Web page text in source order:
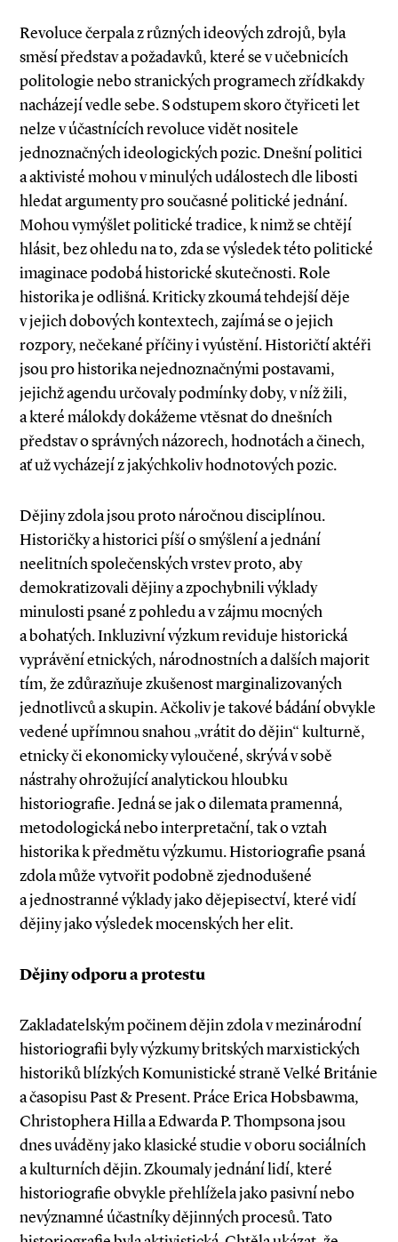
Revoluce čerpala z různých ideových zdrojů, byla
směsí představ a požadavků, které se v učebnicích
politologie nebo stranických programech zřídkakdy
nacházejí vedle sebe. S odstupem skoro čtyřiceti let
nelze v účastnících revoluce vidět nositele
jednoznačných ideologických pozic. Dnešní politici
a aktivisté mohou v minulých událostech dle libosti
hledat argumenty pro současné politické jednání.
Mohou vymýšlet politické tradice, k nimž se chtějí
hlásit, bez ohledu na to, zda se výsledek této politické
imaginace podobá historické skutečnosti. Role
historika je odlišná. Kriticky zkoumá tehdejší děje
v jejich dobových kontextech, zajímá se o jejich
rozpory, nečekané příčiny i vyústění. Historičtí aktéři
jsou pro historika nejednoznačnými postavami,
jejichž agendu určovaly podmínky doby, v níž žili,
a které málokdy dokážeme vtěsnat do dnešních
představ o správných názorech, hodnotách a činech,
ať už vycházejí z jakýchkoliv hodnotových pozic.
Dějiny zdola jsou proto náročnou disciplínou.
Historičky a historici píší o smýšlení a jednání
neelitních společenských vrstev proto, aby
demokratizovali dějiny a zpochybnili výklady
minulosti psané z pohledu a v zájmu mocných
a bohatých. Inkluzivní výzkum reviduje historická
vyprávění etnických, národnostních a dalších majorit
tím, že zdůrazňuje zkušenost marginalizovaných
jednotlivců a skupin. Ačkoliv je takové bádání obvykle
vedené upřímnou snahou „vrátit do dějin“ kulturně,
etnicky či ekonomicky vyloučené, skrývá v sobě
nástrahy ohrožující analytickou hloubku
historiografie. Jedná se jak o dilemata pramenná,
metodologická nebo interpretační, tak o vztah
historika k předmětu výzkumu. Historiografie psaná
zdola může vytvořit podobně zjednodušené
a jednostranné výklady jako dějepisectví, které vidí
dějiny jako výsledek mocenských her elit.
Dějiny odporu a protestu
Zakladatelským počinem dějin zdola v mezinárodní
historiografii byly výzkumy britských marxistických
historiků blízkých Komunistické straně Velké Británie
a časopisu Past & Present. Práce Erica Hobsbawma,
Christophera Hilla a Edwarda P. Thompsona jsou
dnes uváděny jako klasické studie v oboru sociál­ních
a kulturních dějin. Zkoumaly jednání lidí, které
historiografie obvykle přehlížela jako pasivní nebo
nevýznamné účastníky dějinných procesů. Tato